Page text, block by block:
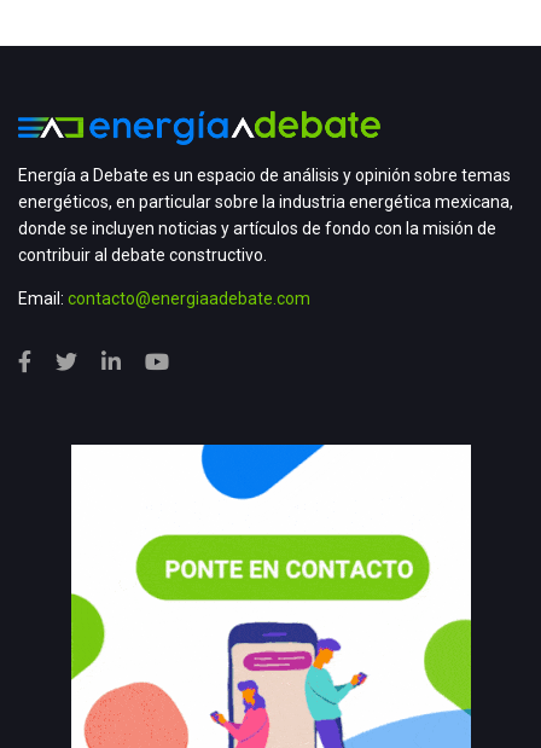
Energía a Debate es un espacio de análisis y opinión sobre temas
energéticos, en particular sobre la industria energética mexicana,
donde se incluyen noticias y artículos de fondo con la misión de
contribuir al debate constructivo.
Email: contacto@energiaadebate.com